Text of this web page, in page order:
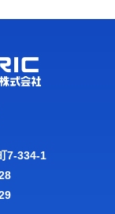
7-334-1